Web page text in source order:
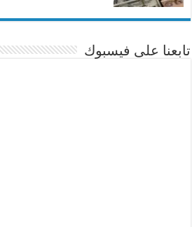
تابعنا على فيسبوك